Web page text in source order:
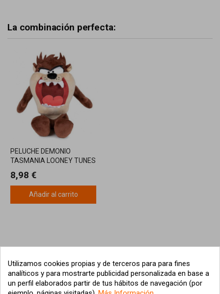
La combinación perfecta:
PELUCHE DEMONIO
TASMANIA LOONEY TUNES
8,98 €
Añadir al carrito
Utilizamos cookies propias y de terceros para para fines
analíticos y para mostrarte publicidad personalizada en base a
un perfil elaborados partir de tus hábitos de navegación (por